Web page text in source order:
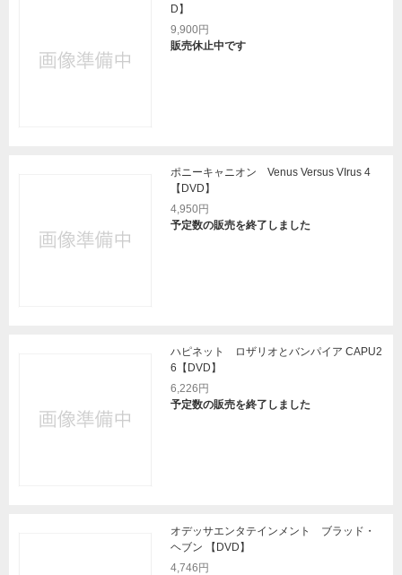
D】
9,900円
販売休止中です
ポニーキャニオン Venus Versus VIrus 4
【DVD】
4,950円
予定数の販売を終了しました
ハピネット ロザリオとバンパイア CAPU2
6【DVD】
6,226円
予定数の販売を終了しました
オデッサエンタテインメント ブラッド・
ヘブン 【DVD】
4,746円